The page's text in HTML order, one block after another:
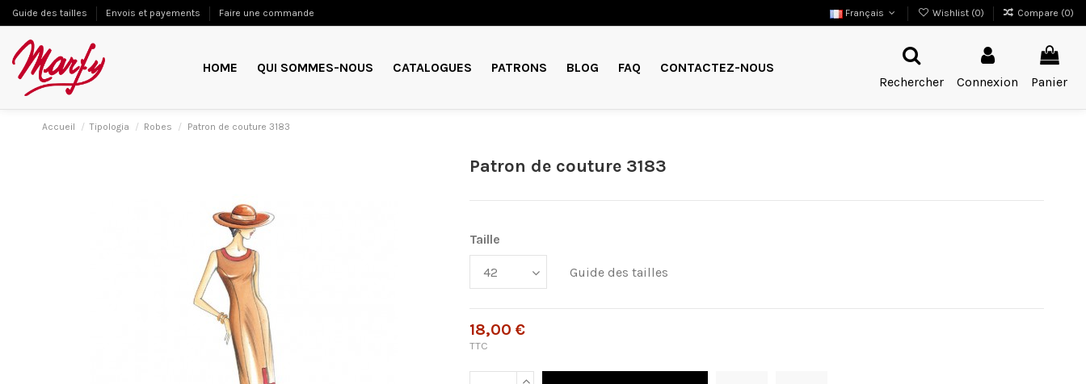
Guide des tailles Envois et payements Faire une commande Français Wishlist (0) Compare (0)
HOME QUI SOMMES-NOUS CATALOGUES PATRONS BLOG FAQ
CONTACTEZ-NOUS
Rechercher
Connexion Panier
Accueil Tipologia Robes Patron de couture 3183
Patron de couture 3183
Taille
Guide des tailles
18,00 €
TTC